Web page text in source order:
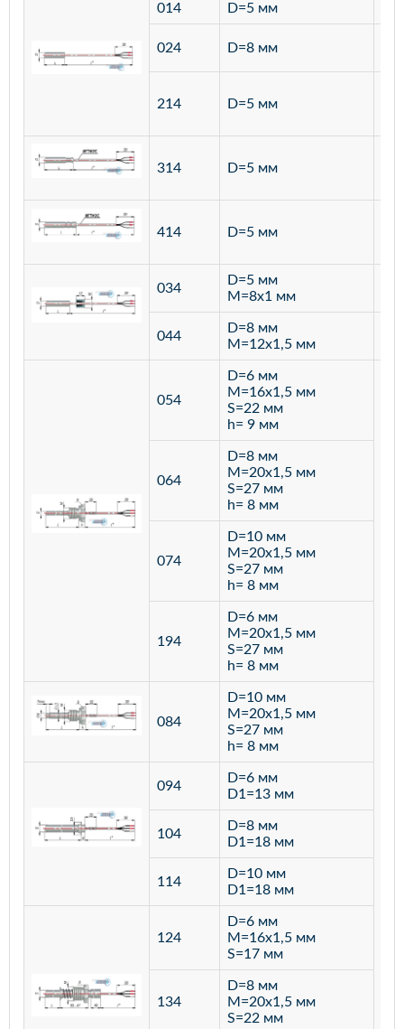
014 D=5 мм
024 D=8 мм
214 D=5 мм
314 D=5 мм
414 D=5 мм
034
D=5 мм
M=8х1 мм
044
D=8 мм
M=12х1,5 мм
054
D=6 мм
M=16х1,5 мм
S=22 мм
h= 9 мм
064
D=8 мм
M=20х1,5 мм
S=27 мм
h= 8 мм
074
D=10 мм
M=20х1,5 мм
S=27 мм
h= 8 мм
194
D=6 мм
M=20х1,5 мм
S=27 мм
h= 8 мм
084
D=10 мм
M=20х1,5 мм
S=27 мм
h= 8 мм
094
D=6 мм
D1=13 мм
104
D=8 мм
D1=18 мм
114
D=10 мм
D1=18 мм
124
D=6 мм
M=16х1,5 мм
S=17 мм
134
D=8 мм
M=20х1,5 мм
S=22 мм